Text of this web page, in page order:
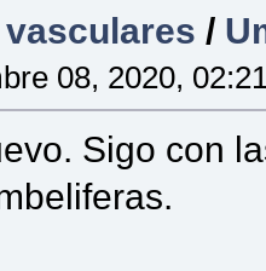
/
08, 2020,
Sigo con